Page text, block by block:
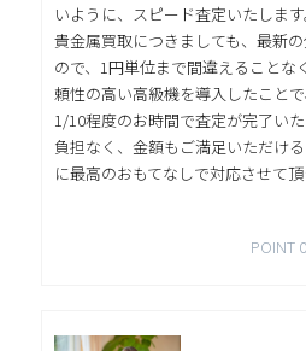
いように、スピード査定いたします
貴金属買取につきましても、最新
ので、1円単位まで間違えることな
頼性の高い高級機を導入したこと
1/10程度のお時間で査定が完了い
負担なく、金額もご満足いただけ
に最高のおもてなしで対応させて頂
POINT